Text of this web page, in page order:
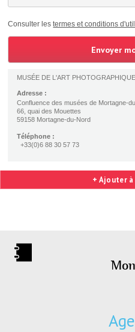
Consulter lestermes et conditions
MUSÉE DE L'ART
Adresse :
Confluence des musées de Mortagne-
66, quai des Mouettes
59158 Mortagne-du-Nord
Téléphone :
+33(0)6 88 30 57 73
+ Ajouter